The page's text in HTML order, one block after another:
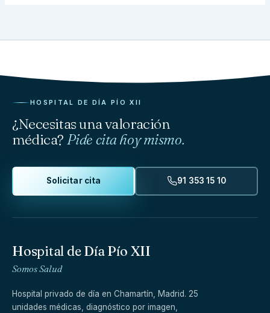
HOSPITAL DE DÍA PÍO XII
¿Necesitas una valoración
médica? Pide cita hoy mismo.
Solicitar cita 91 353 15 10
Hospital de Día Pío XII
Somos Salud
Hospital privado de día en Chamartín, Madrid. 25
unidades médicas, diagnóstico por imagen,